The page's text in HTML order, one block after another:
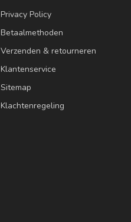
Privacy Policy
Betaalmethoden
Verzenden & retourneren
Klantenservice
Sitemap
Klachtenregeling